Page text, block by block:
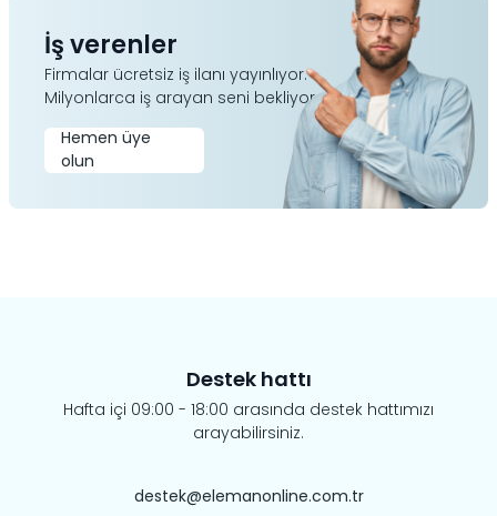
İş verenler
Firmalar ücretsiz iş ilanı yayınlıyor.
Milyonlarca iş arayan seni bekliyor.
Hemen üye
olun
Destek hattı
Hafta içi 09:00 - 18:00 arasında destek hattımızı
arayabilirsiniz.
destek@elemanonline.com.tr